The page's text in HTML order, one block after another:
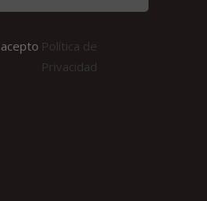
Política de
Privacidad